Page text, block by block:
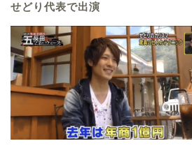
せどり代表で出演